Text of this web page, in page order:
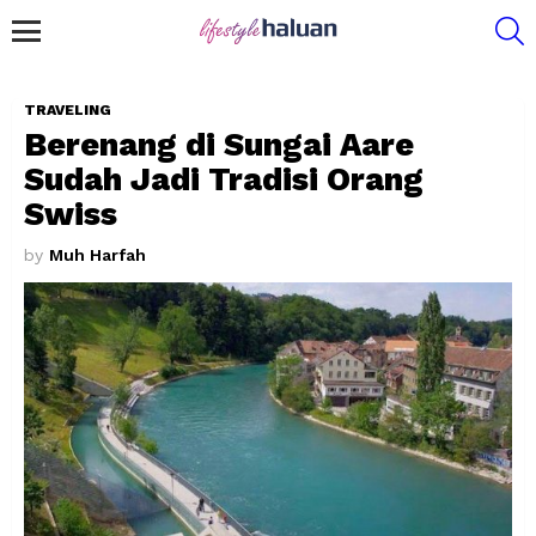
TRAVELING
Berenang di Sungai Aare
Sudah Jadi Tradisi Orang
Swiss
by Muh Harfah